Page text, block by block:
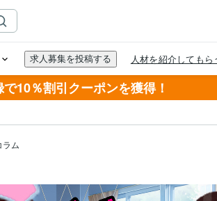
10％割引クーポンを獲得！
ラム